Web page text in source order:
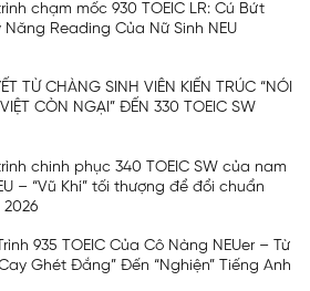
chạm mốc 930 TOEIC LR: Cú Bứt
Năng Reading Của Nữ Sinh NEU
TỪ CHÀNG SINH VIÊN KIẾN TRÚC “NÓI
VIỆT CÒN NGẠI” ĐẾN 330 TOEIC SW
chinh phục 340 TOEIC SW của nam
– “Vũ Khí” tối thượng để đổi chuẩn
935 TOEIC Của Cô Nàng NEUer – Từ
Ghét Đắng” Đến “Nghiện” Tiếng Anh